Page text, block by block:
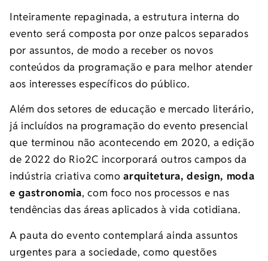
Inteiramente repaginada, a estrutura interna do
evento será composta por onze palcos separados
por assuntos, de modo a receber os novos
conteúdos da programação e para melhor atender
aos interesses específicos do público.
Além dos setores de educação e mercado literário,
já incluídos na programação do evento presencial
que terminou não acontecendo em 2020, a edição
de 2022 do Rio2C incorporará outros campos da
indústria criativa comoarquitetura, design, moda
e gastronomia, com foco nos processos e nas
tendências das áreas aplicados à vida cotidiana.
A pauta do evento contemplará ainda assuntos
urgentes para a sociedade, como questões